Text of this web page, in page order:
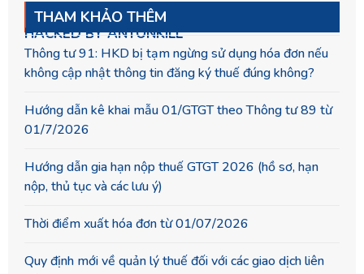
THAM KHẢO THÊM
HACKED BY ANTONKILL
Thông tư 91: HKD bị tạm ngừng sử dụng hóa đơn nếu
không cập nhật thông tin đăng ký thuế đúng không?
Hướng dẫn kê khai mẫu 01/GTGT theo Thông tư 89 từ
01/7/2026
Hướng dẫn gia hạn nộp thuế GTGT 2026 (hồ sơ, hạn
nộp, thủ tục và các lưu ý)
Thời điểm xuất hóa đơn từ 01/07/2026
Quy định mới về quản lý thuế đối với các giao dịch liên